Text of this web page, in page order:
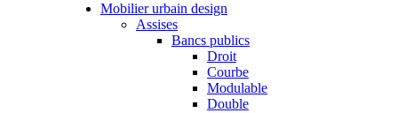
Mobilier urbain design
Assises
Bancs publics
Droit
Courbe
Modulable
Double